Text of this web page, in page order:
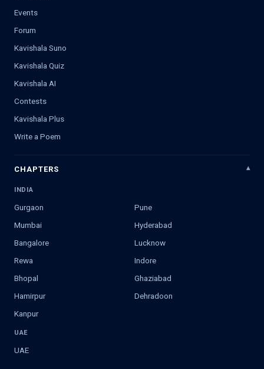
Events
Forum
Kavishala Suno
Kavishala Quiz
Kavishala AI
Contests
Kavishala Plus
Write a Poem
CHAPTERS
INDIA
Gurgaon
Pune
Mumbai
Hyderabad
Bangalore
Lucknow
Rewa
Indore
Bhopal
Ghaziabad
Hamirpur
Dehradoon
Kanpur
UAE
UAE